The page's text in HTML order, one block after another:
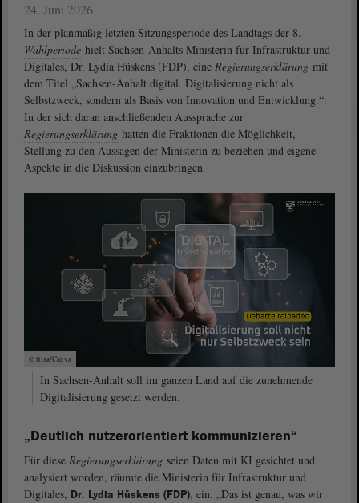
24. Juni 2026
In der planmäßig letzten Sitzungsperiode des Landtags der 8.
Wahlperiode hielt Sachsen-Anhalts Ministerin für Infrastruktur und
Digitales, Dr. Lydia Hüskens (FDP), eine Regierungserklärung mit
dem Titel „Sachsen-Anhalt digital. Digitalisierung nicht als
Selbstzweck, sondern als Basis von Innovation und Entwicklung.“.
In der sich daran anschließenden Aussprache zur
Regierungserklärung hatten die Fraktionen die Möglichkeit,
Stellung zu den Aussagen der Ministerin zu beziehen und eigene
Aspekte in die Diskussion einzubringen.
© ltlsa/Canva
In Sachsen-Anhalt soll im ganzen Land auf die zunehmende
Digitalisierung gesetzt werden.
„Deutlich nutzerorientiert kommunizieren“
Für diese Regierungserklärung seien Daten mit KI gesichtet und
analysiert worden, räumte die Ministerin für Infrastruktur und
Digitales, Dr. Lydia Hüskens (FDP), ein. „Das ist genau, was wir